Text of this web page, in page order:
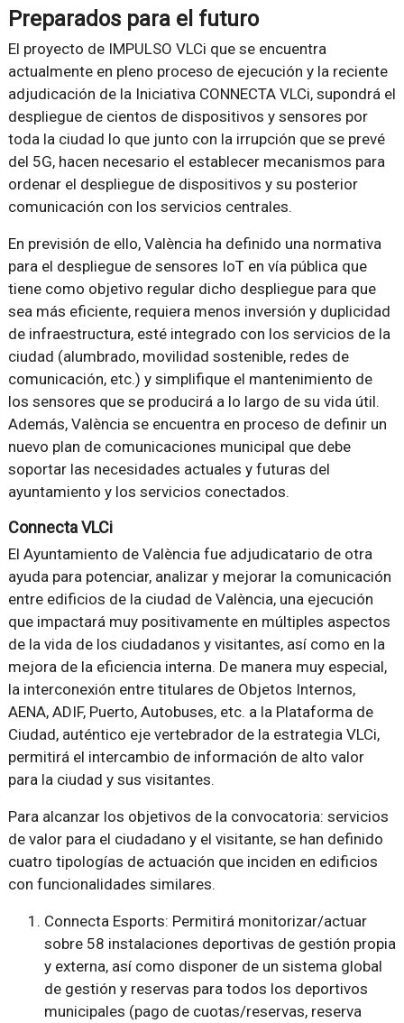
Preparados para el futuro
El proyecto de IMPULSO VLCi que se encuentra
actualmente en pleno proceso de ejecución y la reciente
adjudicación de la Iniciativa CONNECTA VLCi, supondrá el
despliegue de cientos de dispositivos y sensores por
toda la ciudad lo que junto con la irrupción que se prevé
del 5G, hacen necesario el establecer mecanismos para
ordenar el despliegue de dispositivos y su posterior
comunicación con los servicios centrales.
En previsión de ello, València ha definido una normativa
para el despliegue de sensores IoT en vía pública que
tiene como objetivo regular dicho despliegue para que
sea más eficiente, requiera menos inversión y duplicidad
de infraestructura, esté integrado con los servicios de la
ciudad (alumbrado, movilidad sostenible, redes de
comunicación, etc.) y simplifique el mantenimiento de
los sensores que se producirá a lo largo de su vida útil.
Además, València se encuentra en proceso de definir un
nuevo plan de comunicaciones municipal que debe
soportar las necesidades actuales y futuras del
ayuntamiento y los servicios conectados.
Connecta VLCi
El Ayuntamiento de València fue adjudicatario de otra
ayuda para potenciar, analizar y mejorar la comunicación
entre edificios de la ciudad de València, una ejecución
que impactará muy positivamente en múltiples aspectos
de la vida de los ciudadanos y visitantes, así como en la
mejora de la eficiencia interna. De manera muy especial,
la interconexión entre titulares de Objetos Internos,
AENA, ADIF, Puerto, Autobuses, etc. a la Plataforma de
Ciudad, auténtico eje vertebrador de la estrategia VLCi,
permitirá el intercambio de información de alto valor
para la ciudad y sus visitantes.
Para alcanzar los objetivos de la convocatoria: servicios
de valor para el ciudadano y el visitante, se han definido
cuatro tipologías de actuación que inciden en edificios
con funcionalidades similares.
Connecta Esports: Permitirá monitorizar/actuar
sobre 58 instalaciones deportivas de gestión propia
y externa, así como disponer de un sistema global
de gestión y reservas para todos los deportivos
municipales (pago de cuotas/reservas, reserva